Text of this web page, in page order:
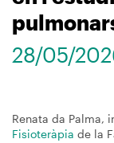
28/05/
Renata da Palma,
Fisioteràpia de la